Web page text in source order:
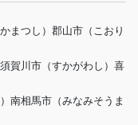
まつし）郡山市（こおり
賀川市（すかがわし）喜
南相馬市（みなみそうま